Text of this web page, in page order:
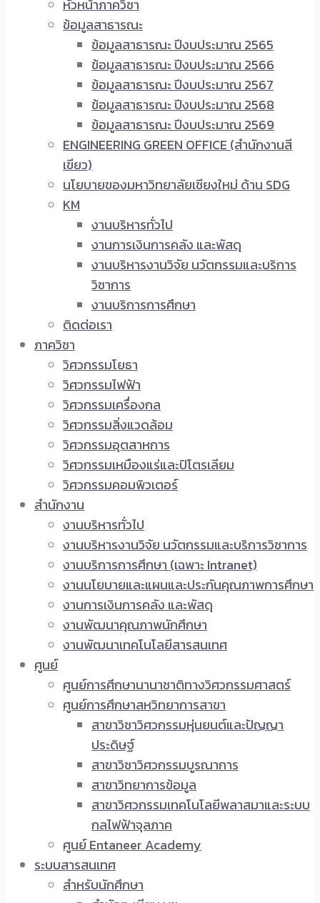
หัวหน้าภาควิชา
ข้อมูลสาธารณะ
ข้อมูลสาธารณะ ปีงบประมาณ 2565
ข้อมูลสาธารณะ ปีงบประมาณ 2566
ข้อมูลสาธารณะ ปีงบประมาณ 2567
ข้อมูลสาธารณะ ปีงบประมาณ 2568
ข้อมูลสาธารณะ ปีงบประมาณ 2569
ENGINEERING GREEN OFFICE (สำนักงานสี
เขียว)
นโยบายของมหาวิทยาลัยเชียงใหม่ ด้าน SDG
KM
งานบริหารทั่วไป
งานการเงินการคลัง และพัสดุ
งานบริหารงานวิจัย นวัตกรรมและบริการ
วิชาการ
งานบริการการศึกษา
ติดต่อเรา
ภาควิชา
วิศวกรรมโยธา
วิศวกรรมไฟฟ้า
วิศวกรรมเครื่องกล
วิศวกรรมสิ่งแวดล้อม
วิศวกรรมอุตสาหการ
วิศวกรรมเหมืองแร่และปิโตรเลียม
วิศวกรรมคอมพิวเตอร์
สำนักงาน
งานบริหารทั่วไป
งานบริหารงานวิจัย นวัตกรรมและบริการวิชาการ
งานบริการการศึกษา (เฉพาะ Intranet)
งานนโยบายและแผนและประกันคุณภาพการศึกษา
งานการเงินการคลัง และพัสดุ
งานพัฒนาคุณภาพนักศึกษา
งานพัฒนาเทคโนโลยีสารสนเทศ
ศูนย์
ศูนย์การศึกษานานาชาติทางวิศวกรรมศาสตร์
ศูนย์การศึกษาสหวิทยาการสาขา
สาขาวิชาวิศวกรรมหุ่นยนต์และปัญญา
ประดิษฐ์
สาขาวิชาวิศวกรรมบูรณาการ
สาขาวิทยาการข้อมูล
สาขาวิศวกรรมเทคโนโลยีพลาสมาและระบบ
กลไฟฟ้าจุลภาค
ศูนย์ Entaneer Academy
ระบบสารสนเทศ
สำหรับนักศึกษา